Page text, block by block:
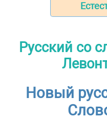
Русский со
Новый